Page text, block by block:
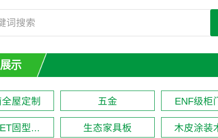
示
屋定制 五金 ENF级柜
固型... 生态家具板 木皮涂装